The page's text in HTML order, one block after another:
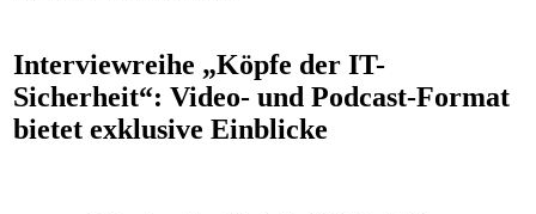
Interviewreihe „Köpfe der IT-
Sicherheit“: Video- und Podcast-Format
bietet exklusive Einblicke